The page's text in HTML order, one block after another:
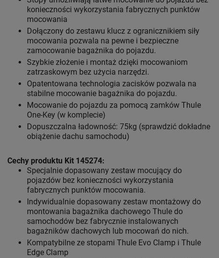
konieczności wykorzystania fabrycznych punktów
mocowania
Dołączony do zestawu klucz z ogranicznikiem siły
mocowania pozwala na pewne i bezpieczne
zamocowanie bagażnika do pojazdu.
Szybkie złożenie i montaż dzięki mocowaniom
zatrzaskowym bez użycia narzędzi.
Opatentowana technologia zacisków pozwala na
stabilne mocowanie bagażnika do pojazdu.
Mocowanie do pojazdu za pomocą zamków Thule
One-Key (w komplecie)
Dopuszczalna ładowność: 75kg (sprawdzić dokładne
obiążenie dachu samochodu)
Cechy produktu Kit 145274:
Specjalnie dopasowany zestaw mocujący do
pojazdów bez konieczności wykorzystania
fabrycznych punktów mocowania.
Indywidualnie dopasowany zestaw montażowy do
montowania bagażnika dachowego Thule do
samochodów bez fabrycznie instalowanych
bagażników dachowych lub mocowań do nich.
Kompatybilne ze stopami Thule Evo Clamp i Thule
Edge Clamp